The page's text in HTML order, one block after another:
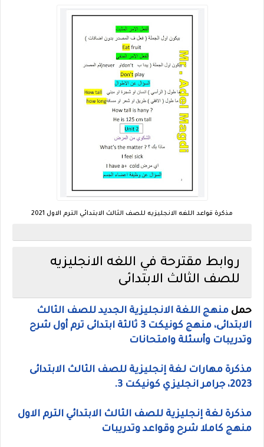
مذكرة قواعد اللغه الانجليزيه للصف الثالث الابتدائي الترم الاول 2021
روابط مقترحة في اللغه الانجليزيه
للصف الثالث الابتدائى
حمل منهج اللغة الانجليزية الجديد للصف الثالث
الابتدائى، منهج كونيكت 3 ثالثة ابتدائى ترم أول شرح
وتدريبات وأسئلة وامتحانات
مذكرة مهارات لغة إنجليزية للصف الثالث الابتدائى
2023، جرامر انجليزي كونيكت 3.
مذكرة لغة إنجليزية للصف الثالث الابتدائي الترم الاول
منهج كاملا شرح وقواعد وتدريبات